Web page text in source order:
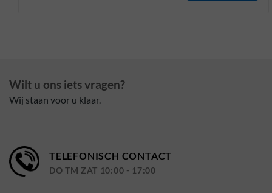
Wilt u ons iets vragen?
Wij staan voor u klaar.
TELEFONISCH CONTACT
DO TM ZAT 10:00 - 17:00